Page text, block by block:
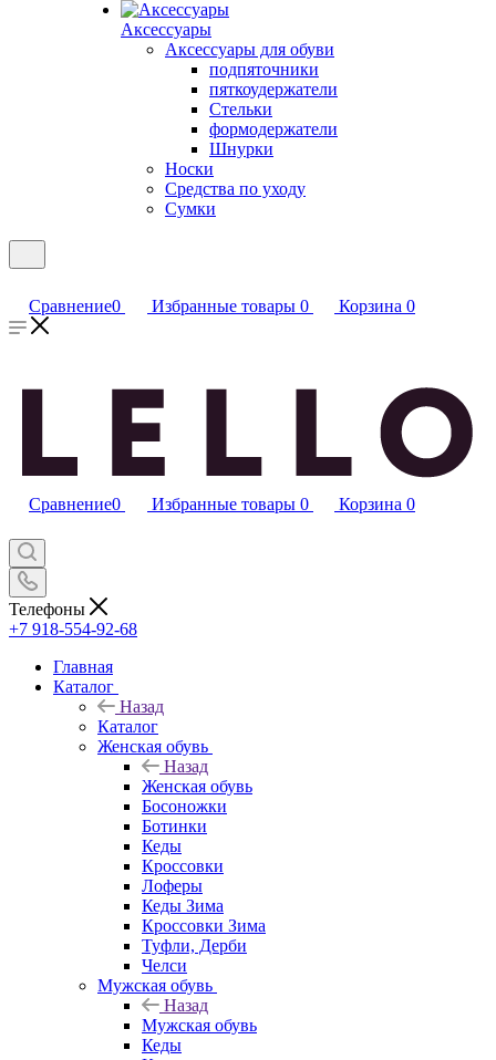
Аксессуары
Аксессуары для обуви
подпяточники
пяткоудержатели
Стельки
формодержатели
Шнурки
Носки
Средства по уходу
Сумки
Сравнение0 Избранные товары 0 Корзина 0
Сравнение0 Избранные товары 0 Корзина 0
Телефоны
+7 918-554-92-68
Главная
Каталог
Назад
Каталог
Женская обувь
Назад
Женская обувь
Босоножки
Ботинки
Кеды
Кроссовки
Лоферы
Кеды Зима
Кроссовки Зима
Туфли, Дерби
Челси
Мужская обувь
Назад
Мужская обувь
Кеды